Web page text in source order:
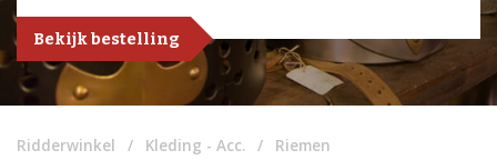
Bekijk bestelling
Ridderwinkel Kleding - Acc. Riemen